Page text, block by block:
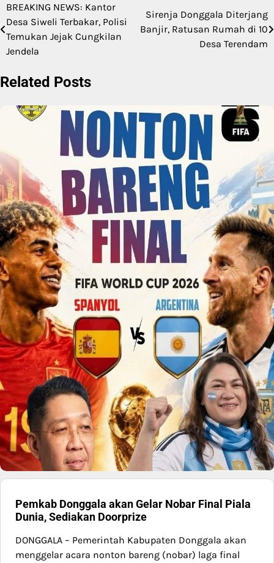
Navigasi
pos
BREAKING NEWS: Kantor
Desa Siweli Terbakar, Polisi
Temukan Jejak Cungkilan
Jendela
Sirenja Donggala Diterjang
Banjir, Ratusan Rumah di 10
Desa Terendam
Related Posts
Pemkab Donggala akan Gelar Nobar Final Piala
Dunia, Sediakan Doorprize
DONGGALA – Pemerintah Kabupaten Donggala akan
menggelar acara nonton bareng (nobar) laga final